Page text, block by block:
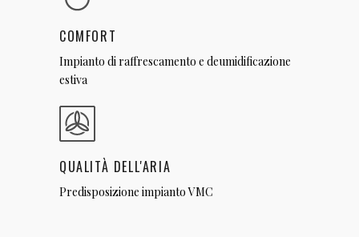
COMFORT
Impianto di raffrescamento e deumidificazione
estiva
QUALITÀ DELL'ARIA
Predisposizione impianto VMC